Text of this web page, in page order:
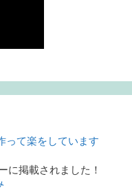
って楽をしています
掲載されました！